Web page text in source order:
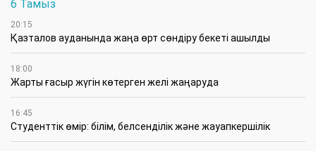
6 Тамыз
20:15
Қазталов ауданында жаңа өрт сөндіру бекеті ашылды
18:00
Жарты ғасыр жүгін көтерген желі жаңаруда
16:45
Студенттік өмір: білім, белсенділік және жауапкершілік